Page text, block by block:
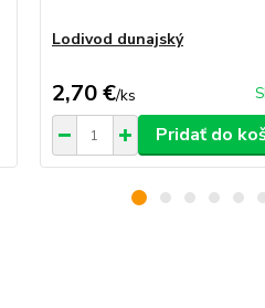
Lodivod dunajský
2,70 €/ks
Pridať do